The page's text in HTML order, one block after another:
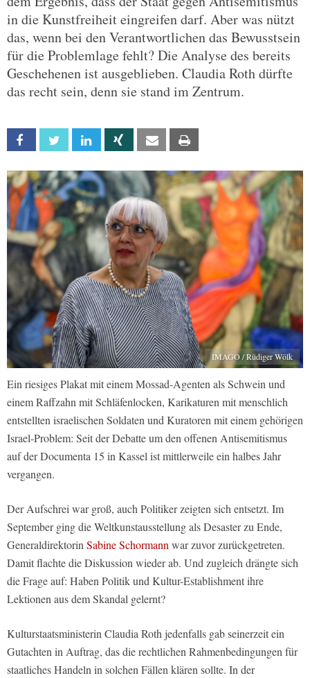
in die Kunstfreiheit eingreifen darf. Aber was nützt
das, wenn bei den Verantwortlichen das Bewusstsein
für die Problemlage fehlt? Die Analyse des bereits
Geschehenen ist ausgeblieben. Claudia Roth dürfte
das recht sein, denn sie stand im Zentrum.
Facebook Twitter Linkedin Xing Email
IMAGO / Rüdiger Wölk
Ein riesiges Plakat mit einem Mossad-Agenten als Schwein und
einem Raffzahn mit Schläfenlocken, Karikaturen mit menschlich
entstellten israelischen Soldaten und Kuratoren mit einem gehörigen
Israel-Problem: Seit der Debatte um den offenen Antisemitismus
auf der Documenta 15 in Kassel ist mittlerweile ein halbes Jahr
vergangen.
Der Aufschrei war groß, auch Politiker zeigten sich entsetzt. Im
September ging die Weltkunstausstellung als Desaster zu Ende,
GeneraldirektorinSabine Schormannwar zuvor zurückgetreten.
Damit flachte die Diskussion wieder ab. Und zugleich drängte sich
die Frage auf: Haben Politik und Kultur-Establishment ihre
Lektionen aus dem Skandal gelernt?
Kulturstaatsministerin Claudia Roth jedenfalls gab seinerzeit ein
Gutachten in Auftrag, das die rechtlichen Rahmenbedingungen für
staatliches Handeln in solchen Fällen klären sollte. In der